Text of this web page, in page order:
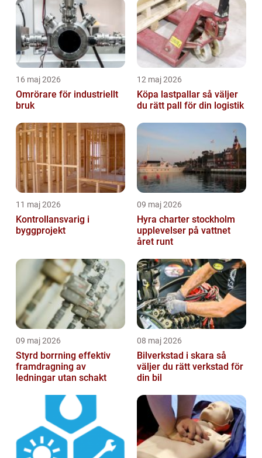
16 maj 2026
Omrörare för industriellt
bruk
12 maj 2026
Köpa lastpallar så väljer
du rätt pall för din logistik
11 maj 2026
Kontrollansvarig i
byggprojekt
09 maj 2026
Hyra charter stockholm
upplevelser på vattnet
året runt
09 maj 2026
Styrd borrning effektiv
framdragning av
ledningar utan schakt
08 maj 2026
Bilverkstad i skara så
väljer du rätt verkstad för
din bil